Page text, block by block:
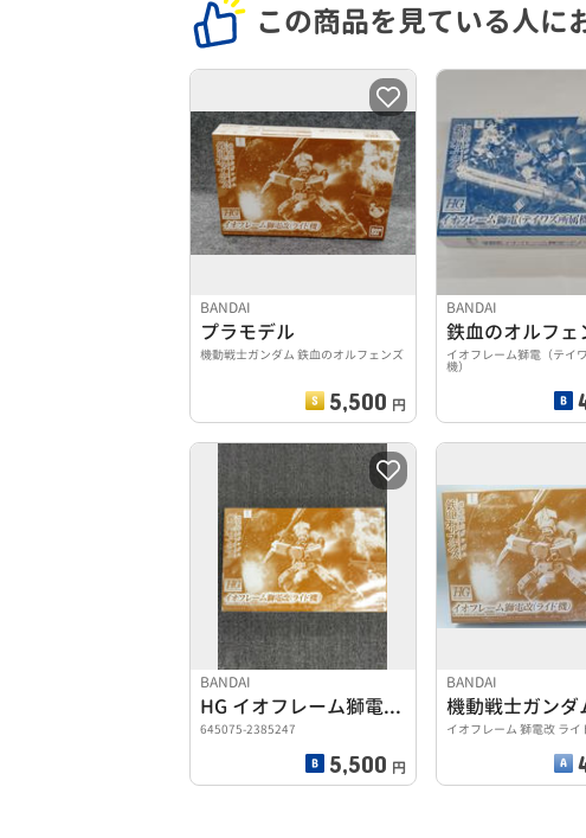
この商品を見ている人に
BANDAI
プラモデル
機動戦士ガンダム 鉄血のオルフェンズ
5,500 円
BANDAI
鉄血のオルフェ
イオフレーム獅電（テイ
機）
BANDAI
HG イオフレーム獅電改(ライド機)
645075-2385247
5,500 円
BANDAI
イオフレーム 獅電改 ライ